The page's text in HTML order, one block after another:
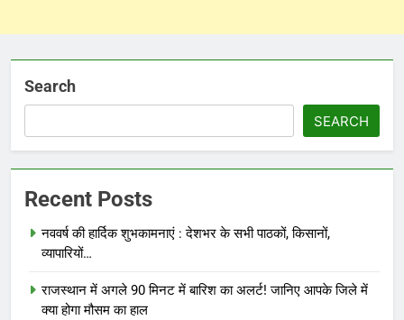
Search
SEARCH
Recent Posts
नववर्ष की हार्दिक शुभकामनाएं : देशभर के सभी पाठकों, किसानों,
व्यापारियों…
राजस्थान में अगले 90 मिनट में बारिश का अलर्ट! जानिए आपके जिले में
क्या होगा मौसम का हाल